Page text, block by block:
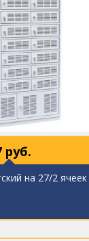
руб.
на 27/2 ячеек